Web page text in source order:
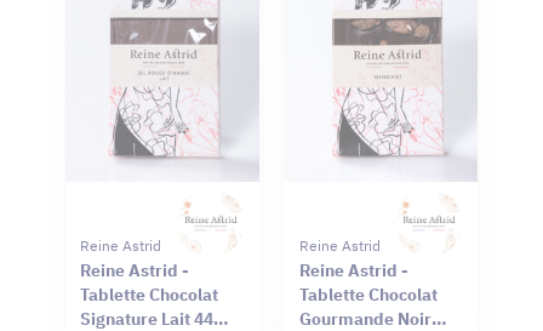
Reine Astrid
Reine Astrid -
Tablette Chocolat
Signature Lait 44%
Reine Astrid
Reine Astrid -
Tablette Chocolat
Gourmande Noir